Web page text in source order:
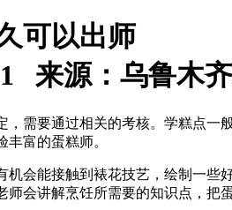
可以出师
来源：乌鲁木
，需要通过相关的考核。学糕点
丰富的蛋糕师。
机会能接触到裱花技艺，绘制一
会讲解烹饪所需要的知识点，把